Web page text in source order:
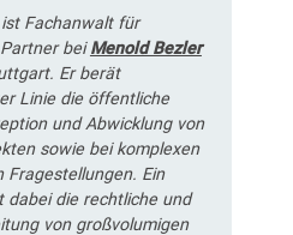
Fachanwalt für
beiMenold Bezler
Er berät
Linie die öffentliche
und Abwicklung von
sowie bei komplexen
Fragestellungen. Ein
dabei die rechtliche und
von großvolumigen